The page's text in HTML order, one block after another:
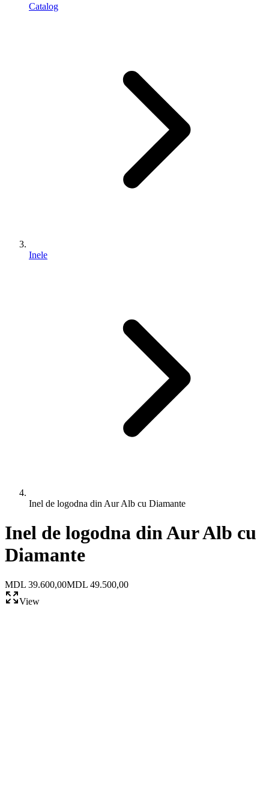
Catalog
Inele
Inel de logodna din Aur Alb cu Diamante
Inel de logodna din Aur Alb cu
Diamante
MDL 39.600,00MDL 49.500,00
View